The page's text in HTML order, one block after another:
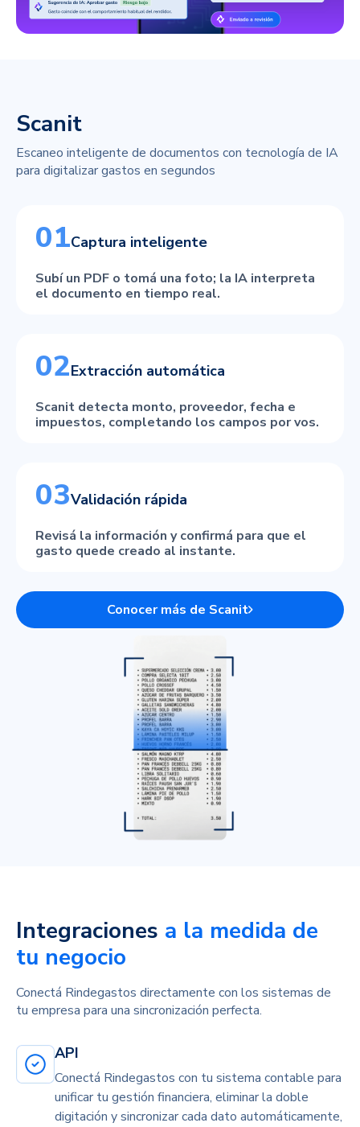
Scanit
Escaneo inteligente de documentos con tecnología de IA
para digitalizar gastos en segundos
01Captura inteligente
Subí un PDF o tomá una foto; la IA interpreta
el documento en tiempo real.
02Extracción automática
Scanit detecta monto, proveedor, fecha e
impuestos, completando los campos por vos.
03Validación rápida
Revisá la información y confirmá para que el
gasto quede creado al instante.
Conocer más de Scanit
Integraciones a la medida de
tu negocio
Conectá Rindegastos directamente con los sistemas de
tu empresa para una sincronización perfecta.
API
Conectá Rindegastos con tu sistema contable para
unificar tu gestión financiera, eliminar la doble
digitación y sincronizar cada dato automáticamente,